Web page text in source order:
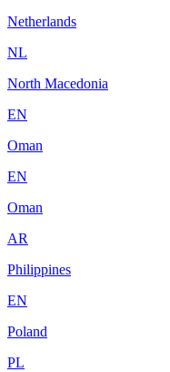
Netherlands
NL
North Macedonia
EN
Oman
EN
Oman
AR
Philippines
EN
Poland
PL